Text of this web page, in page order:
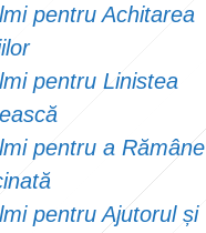
pentru Achitarea
pentru Linistea
pentru a Rămâne
pentru Ajutorul și